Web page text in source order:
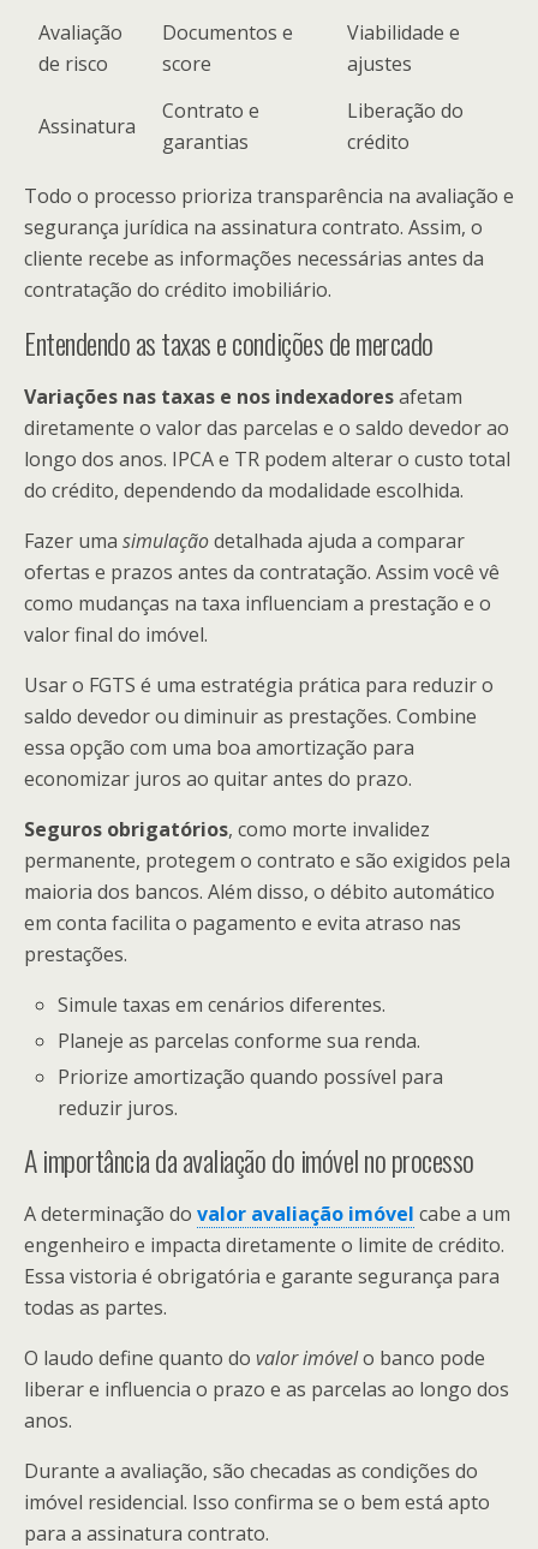
Avaliação
de risco
Documentos e
score
Viabilidade e
ajustes
Assinatura
Contrato e
garantias
Liberação do
crédito
Todo o processo prioriza transparência na avaliação e
segurança jurídica na assinatura contrato. Assim, o
cliente recebe as informações necessárias antes da
contratação do crédito imobiliário.
Entendendo as taxas e condições de mercado
Variações nas taxas e nos indexadoresafetam
diretamente o valor das parcelas e o saldo devedor ao
longo dos anos. IPCA e TR podem alterar o custo total
do crédito, dependendo da modalidade escolhida.
Fazer uma simulaçãodetalhada ajuda a comparar
ofertas e prazos antes da contratação. Assim você vê
como mudanças na taxa influenciam a prestação e o
valor final do imóvel.
Usar o FGTS é uma estratégia prática para reduzir o
saldo devedor ou diminuir as prestações. Combine
essa opção com uma boa amortização para
economizar juros ao quitar antes do prazo.
Seguros obrigatórios, como morte invalidez
permanente, protegem o contrato e são exigidos pela
maioria dos bancos. Além disso, o débito automático
em conta facilita o pagamento e evita atraso nas
prestações.
Simule taxas em cenários diferentes.
Planeje as parcelas conforme sua renda.
Priorize amortização quando possível para
reduzir juros.
A importância da avaliação do imóvel no processo
A determinação do valor avaliação imóvel cabe a um
engenheiro e impacta diretamente o limite de crédito.
Essa vistoria é obrigatória e garante segurança para
todas as partes.
O laudo define quanto do valor imóvelo banco pode
liberar e influencia o prazo e as parcelas ao longo dos
anos.
Durante a avaliação, são checadas as condições do
imóvel residencial. Isso confirma se o bem está apto
para a assinatura contrato.